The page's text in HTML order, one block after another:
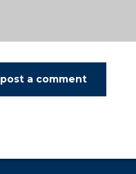
post a comment